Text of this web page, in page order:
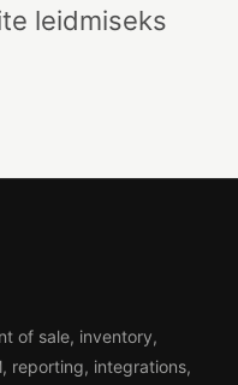
leidmiseks
of sale, inventory,
reporting, integrations,